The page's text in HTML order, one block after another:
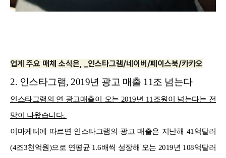
업계 주요 매체 소식은, _인스타그램/네이버/페이스북/카카오
2. 인스타그램, 2019년 광고 매출 11조 넘는다
인스타그램의 연 광고매출이 오는 2019년 11조원이 넘는다는 전
망이 나왔습니다.
이마케터에 따르면 인스타그램의 광고 매출은 지난해 41억달러
(4조3천억원)으로 연평균 1.6배씩 성장해 오는 2019년 108억달러